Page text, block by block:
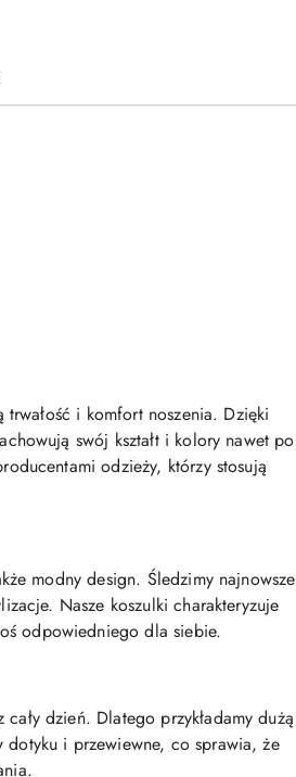
i komfort noszenia. Dzięki
swój kształt i kolory nawet po
odzieży, którzy stosują
modny design. Śledzimy najnowsze
Nasze koszulki charakteryzuje
odpowiedniego dla siebie.
dzień. Dlatego przykładamy dużą
dotyku i przewiewne, co sprawia, że